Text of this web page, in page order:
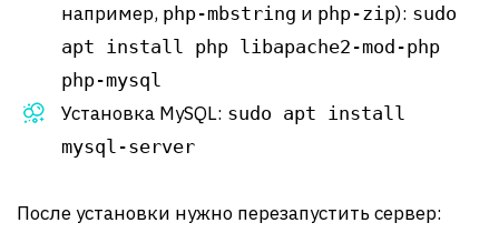
например, php-mbstring и php-zip): sudo
apt install php libapache2-mod-php
php-mysql
Установка MySQL: sudo apt install
mysql-server
После установки нужно перезапустить сервер: